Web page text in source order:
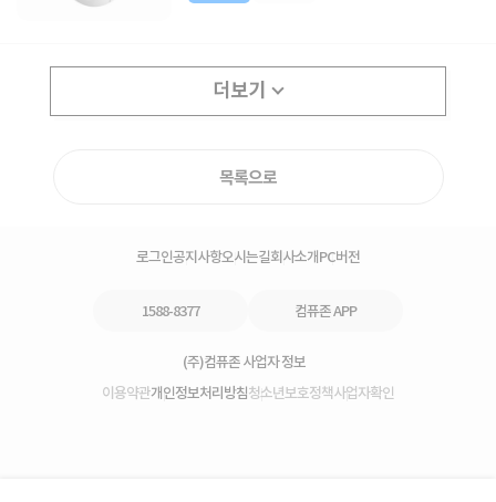
더보기
목록으로
로그인공지사항오시는길회사소개PC버전
1588-8377 컴퓨존 APP
(주)컴퓨존 사업자 정보
이용약관개인정보처리방침청소년보호정책사업자확인